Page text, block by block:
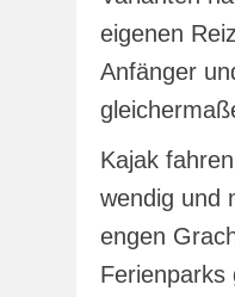
eigenen
Anfänger
Kajak
wendig und
engen